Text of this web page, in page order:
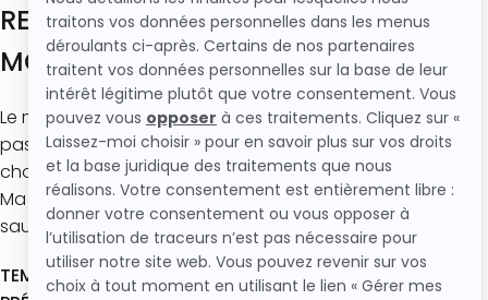
RECETTE MUFFINS CHOCOLAT
MOELLEUX
Le moelleux de ce muffin va te rendre addict ! (Si tu n’es
pas déjà addict au chocolat) ! Gonflés, tendre et
chocolatés : Tous les ingrédients pour fondre de plaisir !
Ma recette facile et rapide de muffins au chocolat
sauvera tes goûters 100% faits maison !
TEMPS TOTAL :
38 min